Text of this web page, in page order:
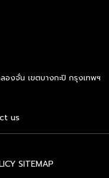
ทศ พร้อมเสวนาให้
เจรจาจับคู่ธุรกิจทั้งใน
ณ์ อธิบดีกรมพัฒนา
าน ” Franchise Expo
Selection Expo
งจั่น เขตบางกะปิ กรุงเทพฯ
us
SITEMAP